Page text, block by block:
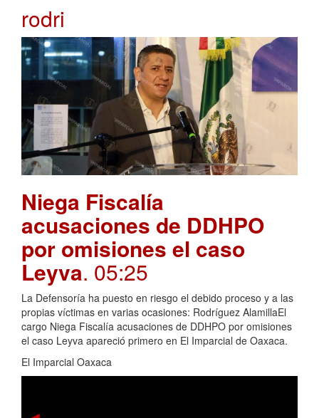
rodri
Niega Fiscalía
acusaciones de DDHPO
por omisiones el caso
Leyva. 05:25
La Defensoría ha puesto en riesgo el debido proceso y a las
propias víctimas en varias ocasiones: Rodríguez AlamillaEl
cargo Niega Fiscalía acusaciones de DDHPO por omisiones
el caso Leyva apareció primero en El Imparcial de Oaxaca.
El Imparcial Oaxaca